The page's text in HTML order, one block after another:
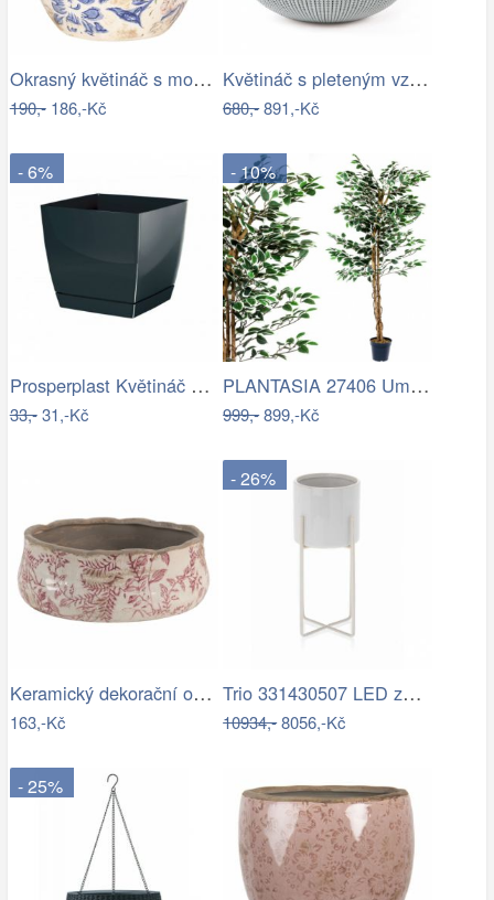
Okrasný květináč s modrými květy - Ø…
190,-186,-Kč
Květináč s pleteným vzorem - RJ
680,-891,-Kč
- 6%
Prosperplast Květináč Coubi Square s…
33,-31,-Kč
- 10%
PLANTASIA 27406 Umělý strom rostlina -…
999,-899,-Kč
Keramický dekorační obal na květináč s…
163,-Kč
- 26%
Trio 331430507 LED závěsné stropní…
10934,-8056,-Kč
- 25%